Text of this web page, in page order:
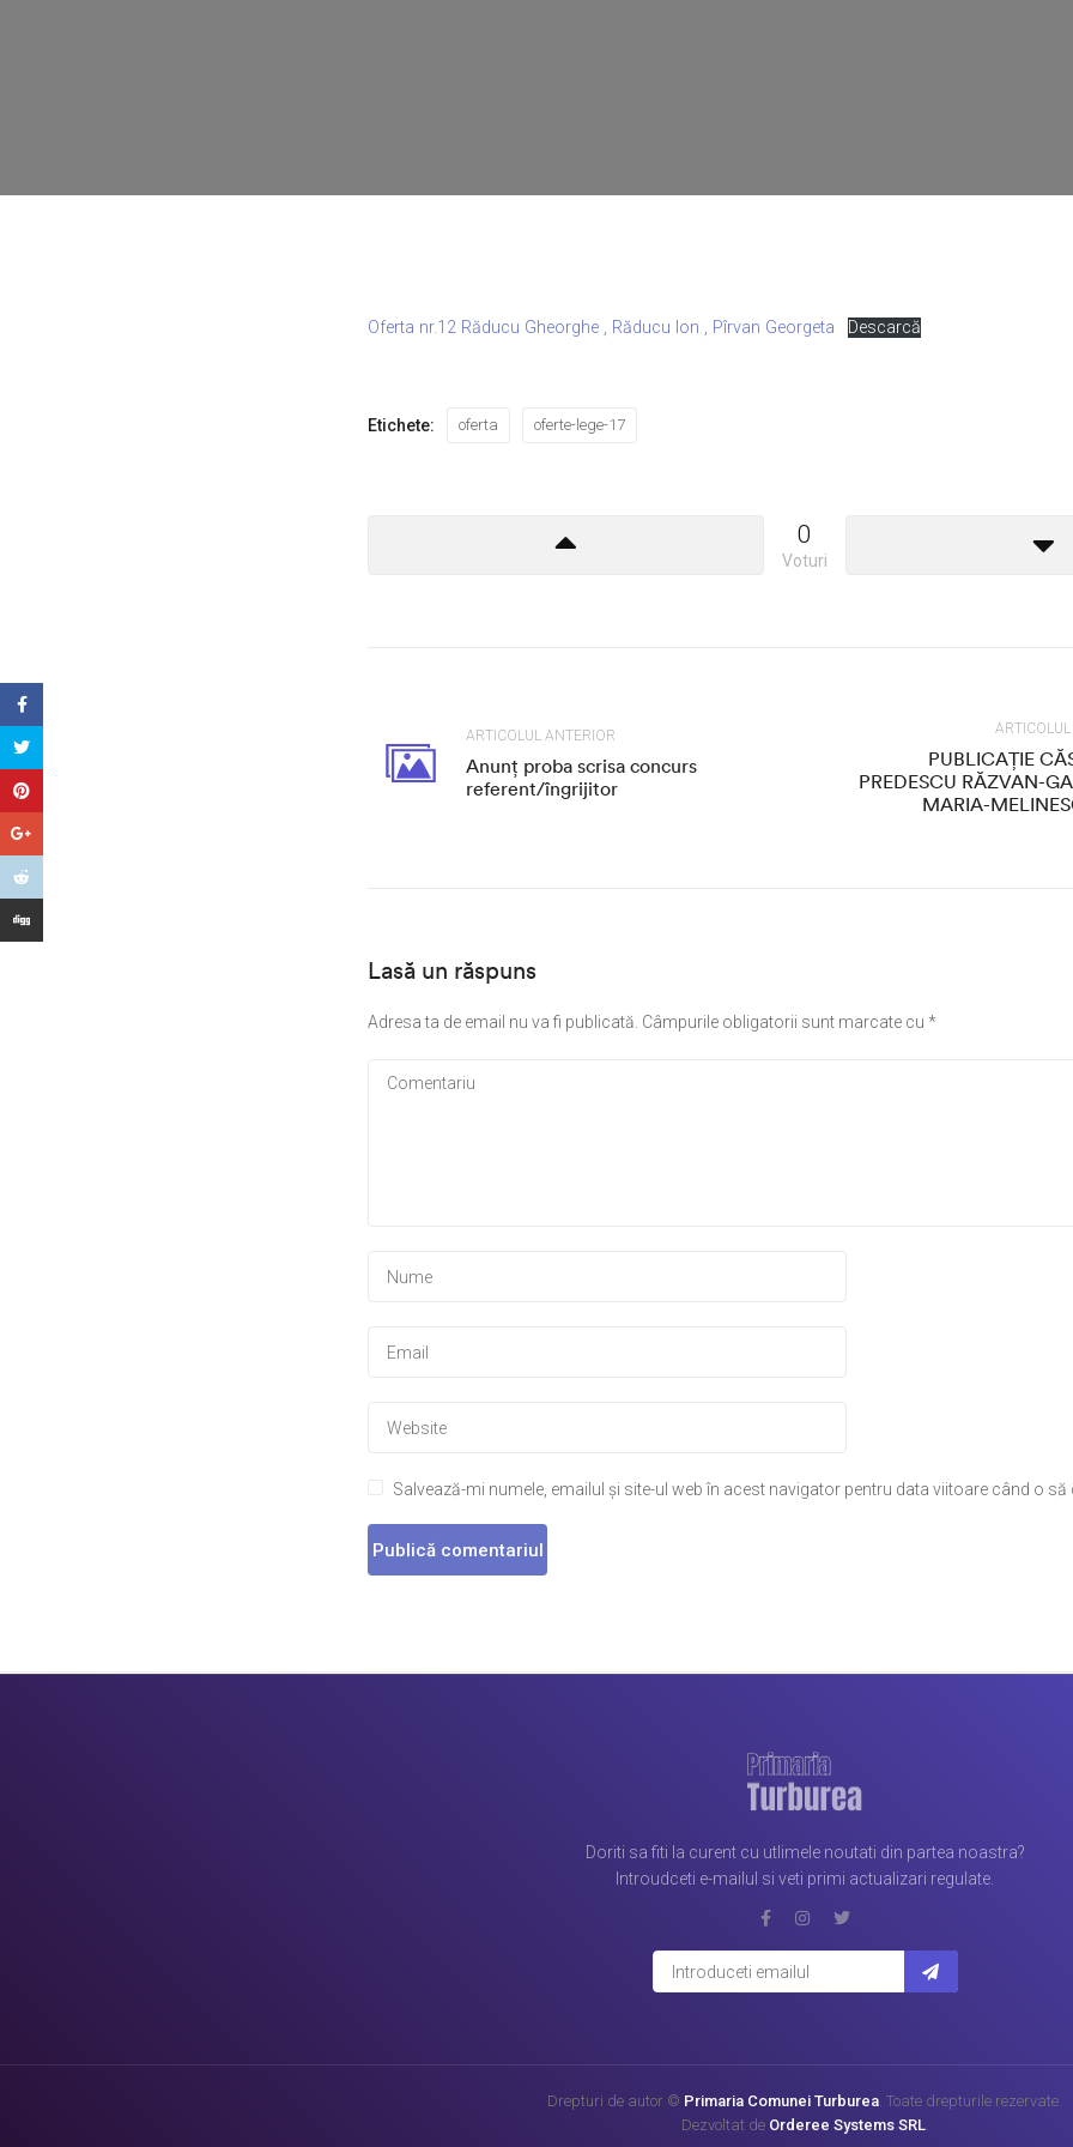
Oferta nr.12 Răducu Gheorghe , Răducu Ion , Pîrvan Georgeta Descarcă
Etichete: oferta oferte-lege-17
0
Voturi
ARTICOLUL ANTERIOR
Anunț proba scrisa concurs
referent/îngrijitor
PUBLICAȚIE
PREDESCU RĂZVAN-
MARIA-
Lasă un răspuns
Adresa ta de email nu va fi publicată. Câmpurile obligatorii sunt marcate cu *
Salvează-mi numele, emailul și site-ul web în acest navigator pentru data viitoare când o să
Doriti sa fiti la curent cu utlimele noutati din partea noastra?
Introudceti e-mailul si veti primi actualizari regulate.
Drepturi de autor © Primaria Comunei Turburea. Toate drepturile rezervate.
Dezvoltat de Orderee Systems SRL.